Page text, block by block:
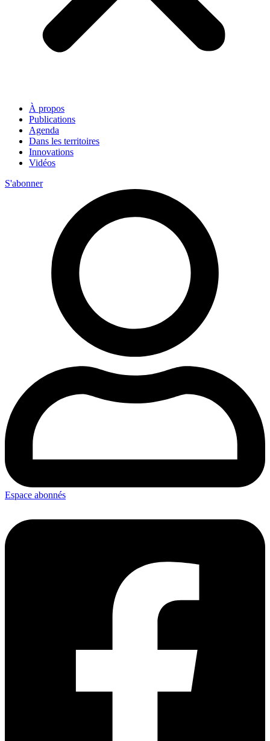
À propos
Publications
Agenda
Dans les territoires
Innovations
Vidéos
S'abonner
Espace abonnés